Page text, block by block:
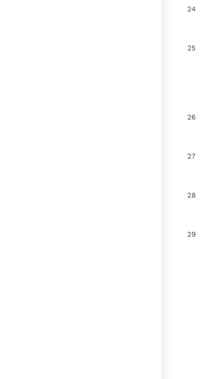
24
25
26
27
28
29